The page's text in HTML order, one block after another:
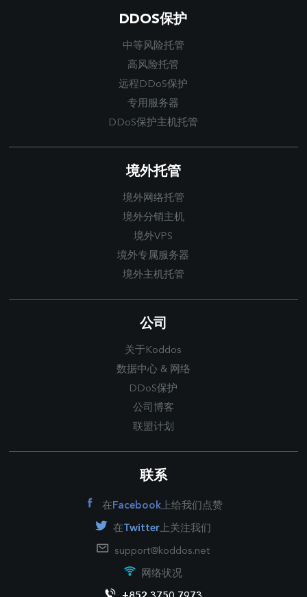
DDOS保护
中等风险托管
高风险托管
远程DDoS保护
专用服务器
DDoS保护主机托管
境外托管
境外网络托管
境外分销主机
境外VPS
境外专属服务器
境外主机托管
公司
关于Koddos
数据中心& 网络
DDoS保护
公司博客
联盟计划
联系
在Facebook上给我们点赞
在 Twitter上关注我们
support@koddos.net
网络状况